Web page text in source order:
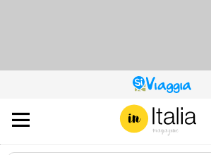
QUESTO
SITO
CONTRIBUISCE
ALL’AUDIENCE
DI